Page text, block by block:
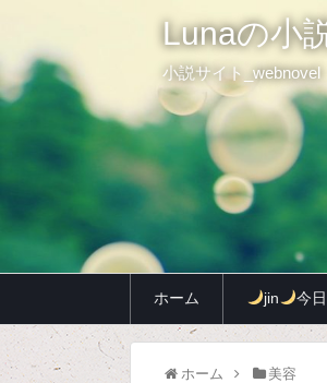
Lunaの小
小説サイト_webnovel
ホーム jin 今
ホーム 美容